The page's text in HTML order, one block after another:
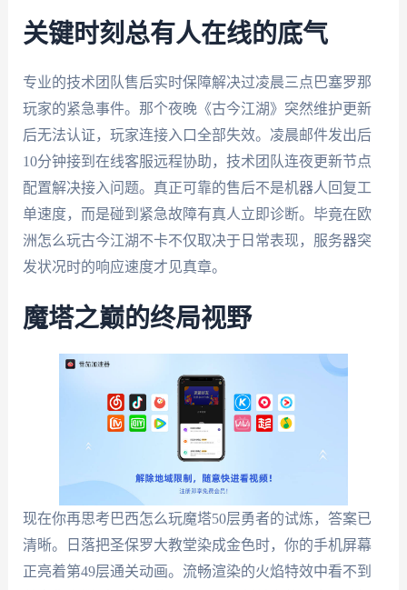
关键时刻总有人在线的底气
专业的技术团队售后实时保障解决过凌晨三点巴塞罗那
玩家的紧急事件。那个夜晚《古今江湖》突然维护更新
后无法认证，玩家连接入口全部失效。凌晨邮件发出后
10分钟接到在线客服远程协助，技术团队连夜更新节点
配置解决接入问题。真正可靠的售后不是机器人回复工
单速度，而是碰到紧急故障有真人立即诊断。毕竟在欧
洲怎么玩古今江湖不卡不仅取决于日常表现，服务器突
发状况时的响应速度才见真章。
魔塔之巅的终局视野
现在你再思考巴西怎么玩魔塔50层勇者的试炼，答案已
清晰。日落把圣保罗大教堂染成金色时，你的手机屏幕
正亮着第49层通关动画。流畅渲染的火焰特效中看不到